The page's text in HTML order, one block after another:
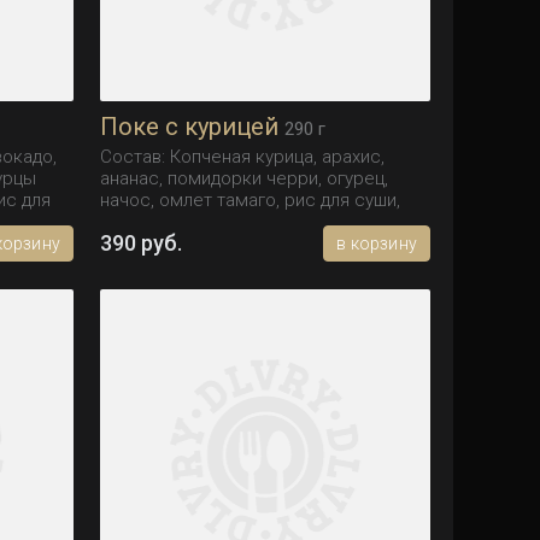
для
Поке с курицей 290 г
Состав: Копченая курица, арахис,
ананас, помидорки черри, огурец,
начос, омлет тамаго, рис для суши,
390 руб. в корзину